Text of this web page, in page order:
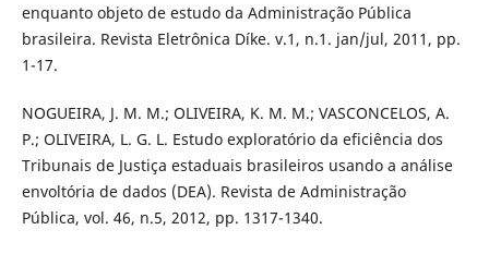
enquanto objeto de estudo da Administração Pública
brasileira. Revista Eletrônica Díke. v.1, n.1. jan/jul, 2011, pp.
1-17.
NOGUEIRA, J. M. M.; OLIVEIRA, K. M. M.; VASCONCELOS, A.
P.; OLIVEIRA, L. G. L. Estudo exploratório da eficiência dos
Tribunais de Justiça estaduais brasileiros usando a análise
envoltória de dados (DEA). Revista de Administração
Pública, vol. 46, n.5, 2012, pp. 1317-1340.